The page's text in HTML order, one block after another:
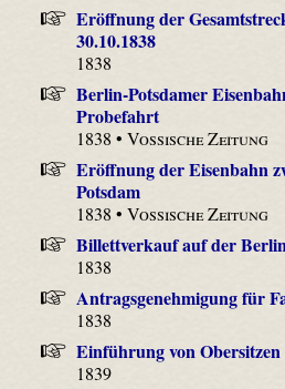
Eröffnung der
30.10.1838
1838
Berlin-Potsdamer
Probefahrt
1838 •Vossische Zeitung
Eröffnung der Eisenbahn
Potsdam
1838 •Vossische Zeitung
Billettverkauf auf der
1838
Antragsgenehmigung für
1838
Einführung von Obersitzen
1839